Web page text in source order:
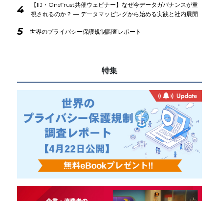
4
【IIJ・OneTrust共催ウェビナー】なぜ今データガバナンスが重
視されるのか？ ― データマッピングから始める実践と社内展開
5 世界のプライバシー保護規制調査レポート
特集